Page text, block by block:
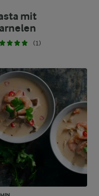
mit
(1)